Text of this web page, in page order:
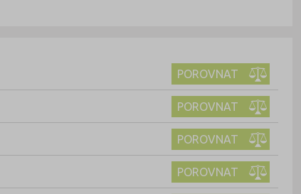
POROVNAT
POROVNAT
POROVNAT
POROVNAT